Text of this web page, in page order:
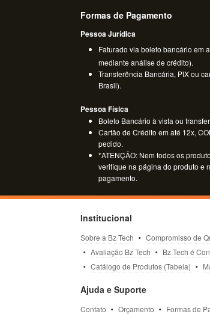
Formas de Pagamento
Pessoa Jurídica
Faturado via boleto bancário em
mediante análise de crédito).
Transferência Bancária, PIX ou
Brasil).
Pessoa Física
Boleto Bancário à vista ou
Cartão de Crédito em até 12x,
pedido.
*ATENÇÃO: Nem todos os
verifique na página do produto e
pagamento.
Institucional
Sobre a Bz Tech Compromisso de
Avaliação Bz Tech
Bz Tech é
Catálogo de Produtos (Tabela)
Ajuda e Suporte
Contato Orçamento Formas de